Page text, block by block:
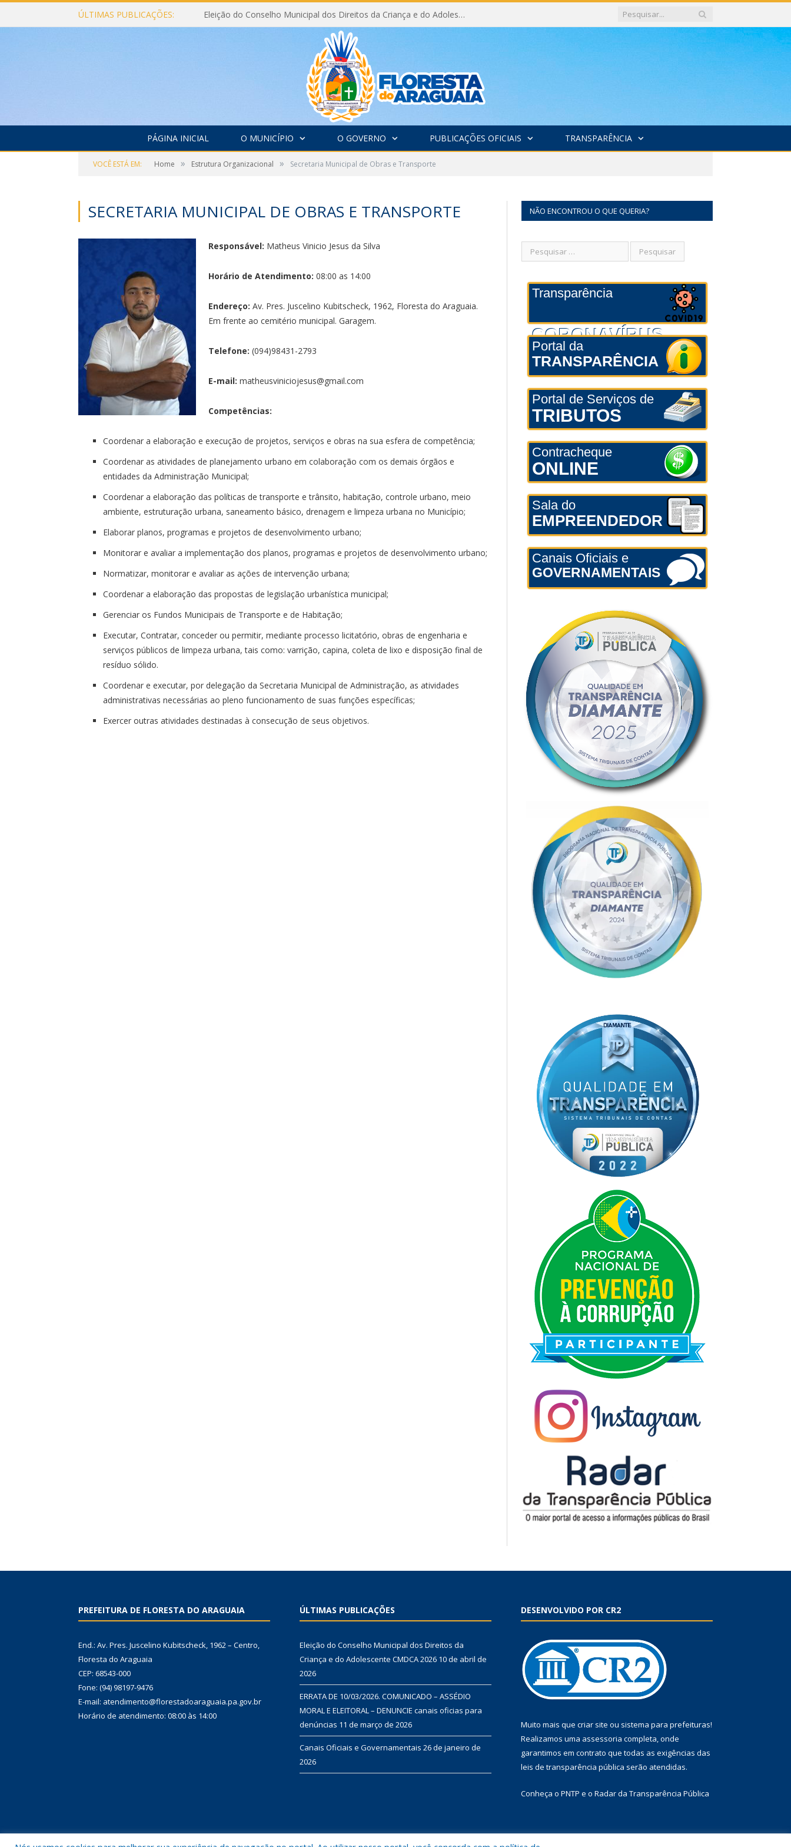
ÚLTIMAS PUBLICAÇÕES: Eleição do Conselho Municipal dos Direitos da Criança e do Adolescente CMDCA 2026
PÁGINA INICIAL O MUNICÍPIO O GOVERNO PUBLICAÇÕES OFICIAIS TRANSPARÊNCIA
VOCÊ ESTÁ EM: Home » Estrutura Organizacional » Secretaria Municipal de Obras e Transporte
SECRETARIA MUNICIPAL DE OBRAS E TRANSPORTE
Responsável: Matheus Vinicio Jesus da Silva
Horário de Atendimento: 08:00 as 14:00
Endereço: Av. Pres. Juscelino Kubitscheck, 1962, Floresta do Araguaia.
Em frente ao cemitério municipal. Garagem.
Telefone: (094)98431-2793
E-mail: matheusviniciojesus@gmail.com
Competências:
Coordenar a elaboração e execução de projetos, serviços e obras na sua esfera de competência;
Coordenar as atividades de planejamento urbano em colaboração com os demais órgãos e
entidades da Administração Municipal;
Coordenar a elaboração das políticas de transporte e trânsito, habitação, controle urbano, meio
ambiente, estruturação urbana, saneamento básico, drenagem e limpeza urbana no Município;
Elaborar planos, programas e projetos de desenvolvimento urbano;
Monitorar e avaliar a implementação dos planos, programas e projetos de desenvolvimento urbano;
Normatizar, monitorar e avaliar as ações de intervenção urbana;
Coordenar a elaboração das propostas de legislação urbanística municipal;
Gerenciar os Fundos Municipais de Transporte e de Habitação;
Executar, Contratar, conceder ou permitir, mediante processo licitatório, obras de engenharia e
serviços públicos de limpeza urbana, tais como: varrição, capina, coleta de lixo e disposição final de
resíduo sólido.
Coordenar e executar, por delegação da Secretaria Municipal de Administração, as atividades
administrativas necessárias ao pleno funcionamento de suas funções específicas;
Exercer outras atividades destinadas à consecução de seus objetivos.
NÃO ENCONTROU O QUE QUERIA?
Transparência
CORONAVÍRUS
Portal da
TRANSPARÊNCIA
Portal de Serviços de
TRIBUTOS
Contracheque
ONLINE
Sala do
EMPREENDEDOR
Canais Oficiais e
GOVERNAMENTAIS
PREFEITURA DE FLORESTA DO ARAGUAIA
End.: Av. Pres. Juscelino Kubitscheck, 1962 – Centro,
Floresta do Araguaia
CEP: 68543-000
Fone: (94) 98197-9476
E-mail: atendimento@florestadoaraguaia.pa.gov.br
Horário de atendimento: 08:00 às 14:00
ÚLTIMAS PUBLICAÇÕES
Eleição do Conselho Municipal dos Direitos da
Criança e do Adolescente CMDCA 2026 10 de abril de
2026
ERRATA DE 10/03/2026. COMUNICADO – ASSÉDIO
MORAL E ELEITORAL – DENUNCIE canais oficias para
denúncias 11 de março de 2026
Canais Oficiais e Governamentais 26 de janeiro de
2026
DESENVOLVIDO POR CR2
Muito mais que criar site ou sistema para prefeituras!
Realizamos uma assessoria completa, onde
garantimos em contrato que todas as exigências das
leis de transparência pública serão atendidas.
Conheça o PNTP e o Radar da Transparência Pública